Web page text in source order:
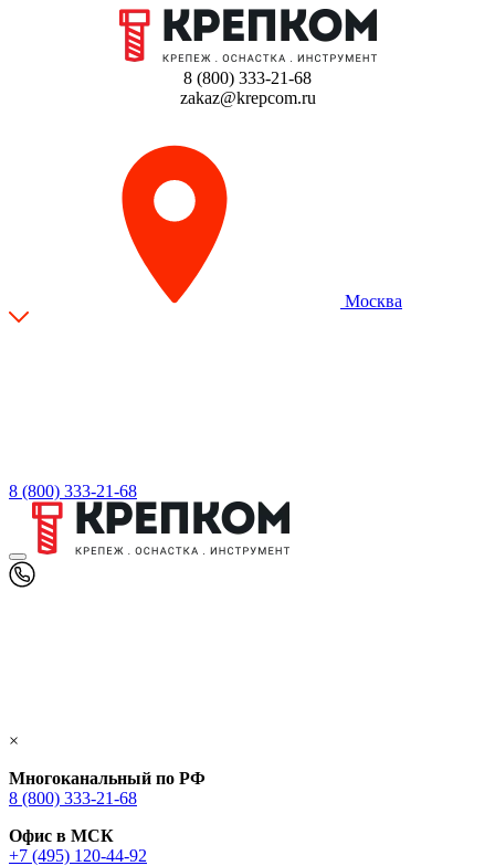
8 (800) 333-21-68
zakaz@krepcom.ru
Москва
8 (800) 333-21-68
×
Многоканальный по РФ
8 (800) 333‑21-68
Офис в МСК
+7 (495) 120-44-92